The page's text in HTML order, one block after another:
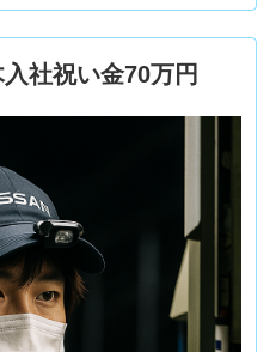
社祝い金70万円